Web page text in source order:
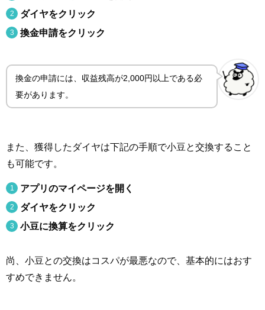
ダイヤをクリック
換金申請をクリック
換金の申請には、収益残高が2,000円以上である必
要があります。
また、獲得したダイヤは下記の手順で小豆と交換すること
も可能です。
アプリのマイページを開く
ダイヤをクリック
小豆に換算をクリック
尚、小豆との交換はコスパが最悪なので、基本的にはおす
すめできません。